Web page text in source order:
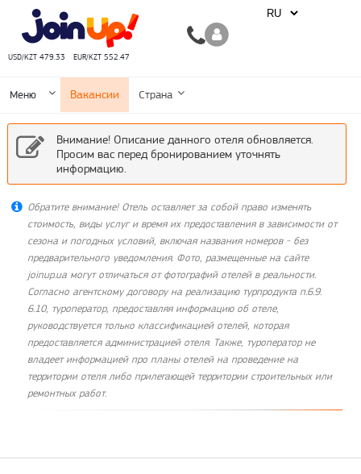
USD/KZT 479.33 EUR/KZT 552.47
Меню Вакансии Страна
Внимание! Описание данного отеля обновляется.
Просим вас перед бронированием уточнять
информацию.
Обратите внимание! Отель оставляет за собой право изменять
стоимость, виды услуг и время их предоставления в зависимости от
сезона и погодных условий, включая названия номеров - без
предварительного уведомления. Фото, размещенные на сайте
joinup.ua могут отличаться от фотографий отелей в реальности.
Согласно агентскому договору на реализацию турпродукта п.6.9.
6.10, туроператор, предоставляя информацию об отеле,
руководствуется только классификацией отелей, которая
предоставляется администрацией отеля. Также, туроператор не
владеет информацией про планы отелей на проведение на
территории отеля либо прилегающей территории строительных или
ремонтных работ.